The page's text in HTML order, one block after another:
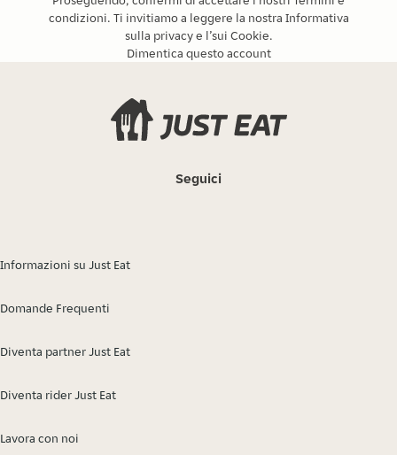
condizioni. Ti invitiamo a leggere la nostra Informativa
sulla privacye l’sui Cookie.
Dimentica questo account
Seguici
Informazioni su Just Eat
Domande Frequenti
Diventa partner Just Eat
Diventa rider Just Eat
Lavora con noi